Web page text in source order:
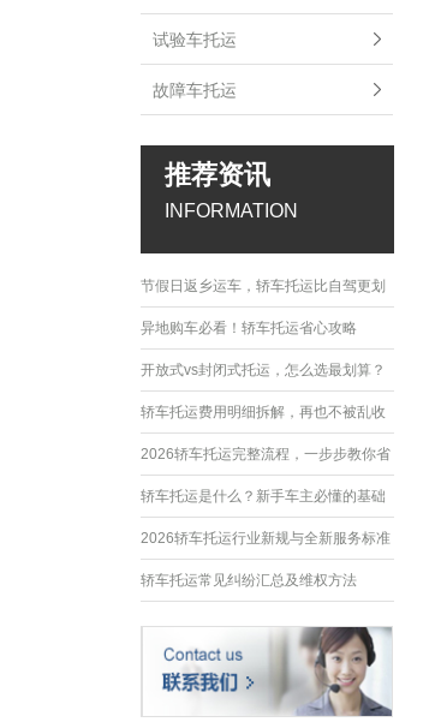
试验车托运
故障车托运
推荐资讯
INFORMATION
节假日返乡运车，轿车托运比自驾更划
算
异地购车必看！轿车托运省心攻略
开放式vs封闭式托运，怎么选最划算？
轿车托运费用明细拆解，再也不被乱收
费
2026轿车托运完整流程，一步步教你省
心运车
轿车托运是什么？新手车主必懂的基础
常识
2026轿车托运行业新规与全新服务标准
轿车托运常见纠纷汇总及维权方法